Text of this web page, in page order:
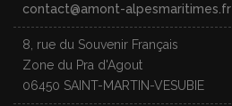
contact@amont-alpesmaritimes.fr
8, rue du Souvenir Français
Zone du Pra d'Agout
06450 SAINT-MARTIN-VESUBIE